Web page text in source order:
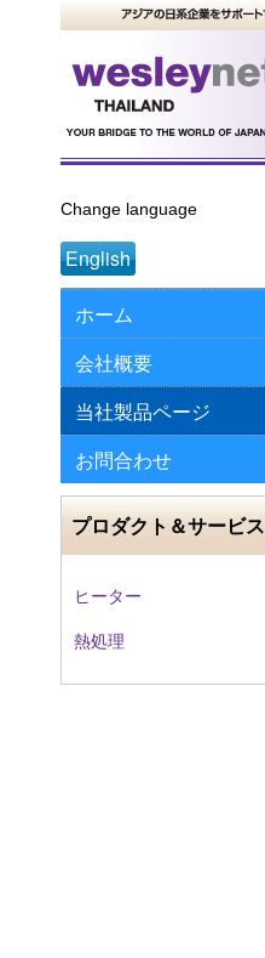
Change language
English
ホーム
会社概要
当社製品ページ
お問合わせ
プロダクト＆サービス
ヒーター
熱処理